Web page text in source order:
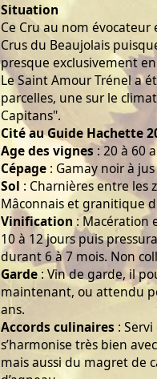
Situation
Ce Cru au nom
Crus du Beaujolais
presque exclusivement
Le Saint Amour Trénel a
parcelles, une sur le
Capitans".
Cité au Guide Hachette
Age des vignes : 20 à 60
Cépage : Gamay noir à
Sol : Charnières entre les
Mâconnais et granitique
Vinification : Macération
10 à 12 jours puis
durant 6 à 7 mois. Non
Garde : Vin de garde, il
maintenant, ou attendu
ans.
Accords culinaires :
s’harmonise très bien
mais aussi du magret de